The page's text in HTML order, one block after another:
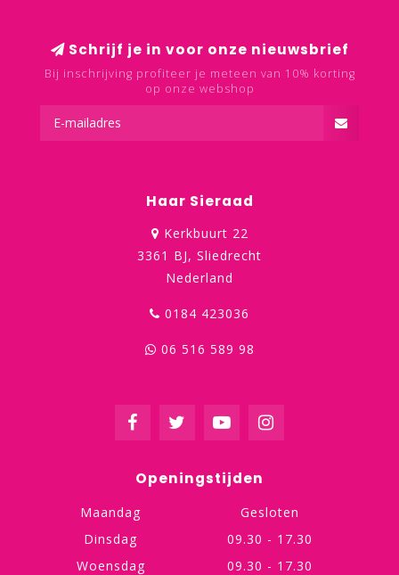
Schrijf je in voor onze nieuwsbrief
Bij inschrijving profiteer je meteen van 10% korting
op onze webshop
Haar Sieraad
Kerkbuurt 22
3361 BJ, Sliedrecht
Nederland
0184 423036
06 516 589 98
Openingstijden
Maandag
Gesloten
Dinsdag
09.30 - 17.30
Woensdag
09.30 - 17.30